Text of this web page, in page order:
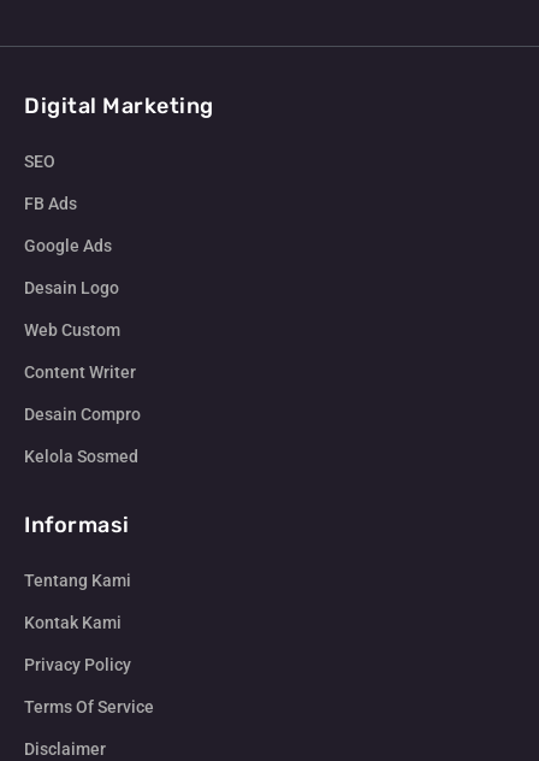
Digital Marketing
SEO
FB Ads
Google Ads
Desain Logo
Web Custom
Content Writer
Desain Compro
Kelola Sosmed
Informasi
Tentang Kami
Kontak Kami
Privacy Policy
Terms Of Service
Disclaimer